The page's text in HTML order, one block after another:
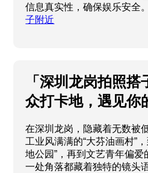
信息真实性，确保娱乐安全。
子附近
「深圳龙岗拍照
众打卡地，遇见你
在深圳龙岗，隐藏着无数
工业风满满的“大芬油画村”
地公园”，再到文艺青年偏爱
一处角落都藏着独特的镜头